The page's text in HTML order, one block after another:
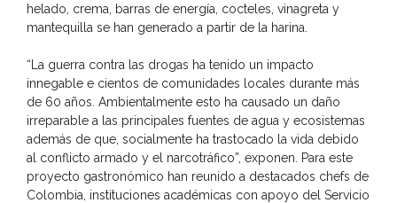
helado, crema, barras de energía, cocteles, vinagreta y
mantequilla se han generado a partir de la harina.
“La guerra contra las drogas ha tenido un impacto
innegable e cientos de comunidades locales durante más
de 60 años. Ambientalmente esto ha causado un daño
irreparable a las principales fuentes de agua y ecosistemas
además de que, socialmente ha trastocado la vida debido
al conflicto armado y el narcotráfico”, exponen. Para este
proyecto gastronómico han reunido a destacados chefs de
Colombia, instituciones académicas con apoyo del Servicio